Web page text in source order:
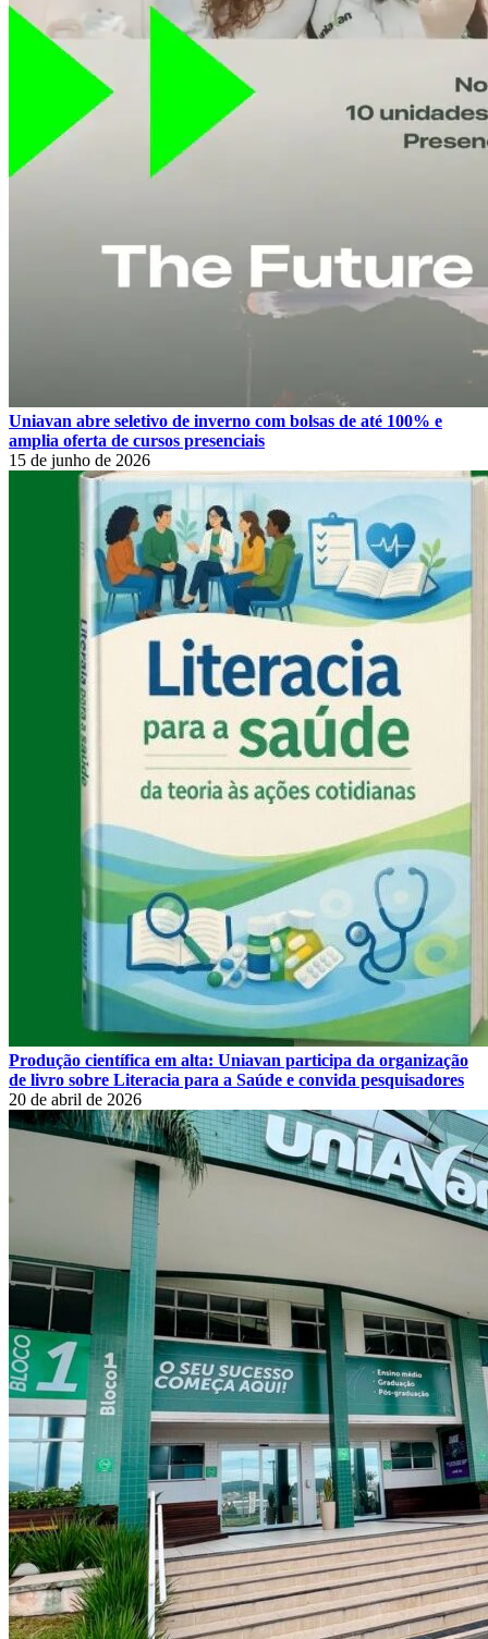
Uniavan abre seletivo de inverno com bolsas de até 100% e
amplia oferta de cursos presenciais
15 de junho de 2026
Produção científica em alta: Uniavan participa da organização
de livro sobre Literacia para a Saúde e convida pesquisadores
20 de abril de 2026